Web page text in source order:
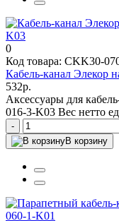
0
Код товара: CKK30-
Кабель-канал Элекор
532р.
Аксессуары для
016-3-K03 Вес нетто
-
В корзину